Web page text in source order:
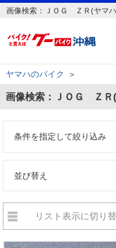
画像検索：ＪＯＧ ＺＲ(ヤマ
ヤマハのバイク ＞
画像検索：ＪＯＧ ＺＲ
条件を指定して絞り込み
並び替え
リスト表示に切り